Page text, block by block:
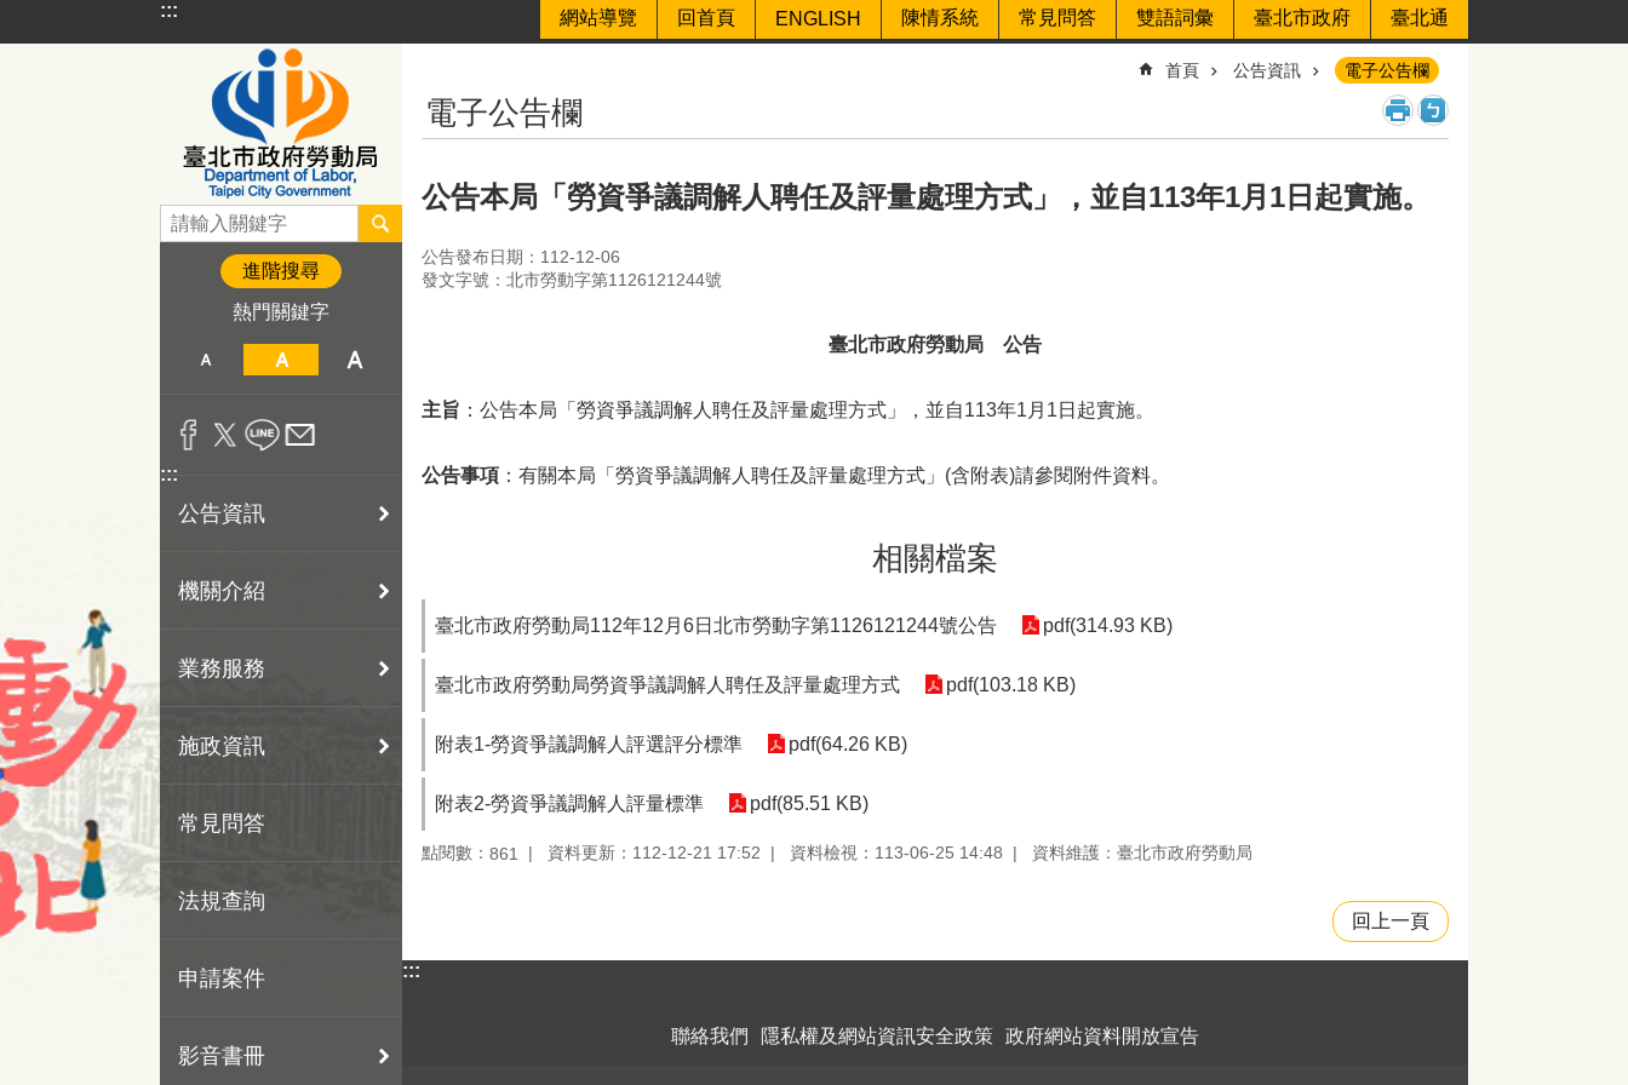
跳到主要內容區塊
::: 網站導覽 回首頁 ENGLISH 陳情系統 常見問答 雙語詞彙 臺北市政府 臺北通
進階搜尋
熱門關鍵字
:::
公告資訊
機關介紹
業務服務
施政資訊
常見問答
法規查詢
申請案件
影音書冊
首頁 公告資訊 電子公告欄
電子公告欄
公告本局「勞資爭議調解人聘任及評量處理方式」，並自113年1月1日起實施。
公告發布日期：112-12-06
發文字號：北市勞動字第1126121244號
臺北市政府勞動局 公告
主旨 ：公告本局「勞資爭議調解人聘任及評量處理方式」，並自113年1月1日起實施。
公告事項 ：有關本局「勞資爭議調解人聘任及評量處理方式」(含附表)請參閱附件資料。
相關檔案
臺北市政府勞動局112年12月6日北市勞動字第1126121244號公告 pdf(314.93 KB)
臺北市政府勞動局勞資爭議調解人聘任及評量處理方式 pdf(103.18 KB)
附表1-勞資爭議調解人評選評分標準 pdf(64.26 KB)
附表2-勞資爭議調解人評量標準 pdf(85.51 KB)
點閱數： 861 資料更新：112-12-21 17:52 資料檢視：113-06-25 14:48 資料維護：臺北市政府勞動局
回上一頁
:::
聯絡我們 隱私權及網站資訊安全政策 政府網站資料開放宣告